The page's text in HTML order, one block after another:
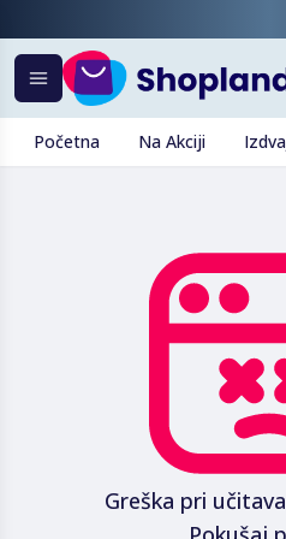
Početna Na Akciji
Greška pri